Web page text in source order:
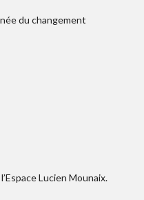
du changement
Lucien Mounaix.